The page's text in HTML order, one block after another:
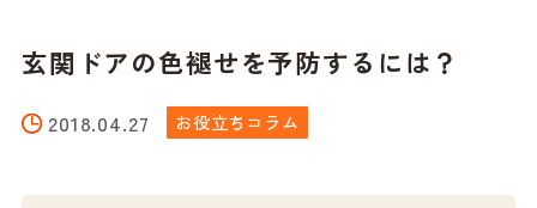
玄関ドアの色褪せを予防するには？
2018.04.27 お役立ちコラム